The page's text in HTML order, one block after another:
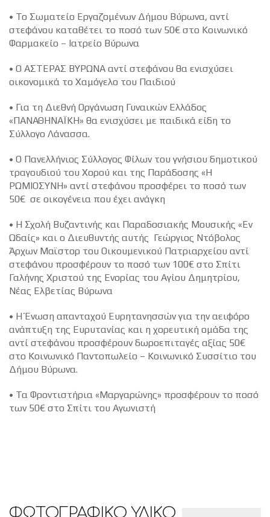
• Το Σωματείο Εργαζομένων Δήμου Βύρωνα, αντί
στεφάνου καταθέτει το ποσό των 50€ στο Κοινωνικό
Φαρμακείο – Ιατρείο Βύρωνα
• Ο ΑΣΤΕΡΑΣ ΒΥΡΩΝΑ αντί στεφάνου θα ενισχύσει
οικονομικά το Χαμόγελο του Παιδιού
• Για τη Διεθνή Οργάνωση Γυναικών Ελλάδος
«ΠΑΝΑΘΗΝΑΪΚΗ» θα ενισχύσει με παιδικά είδη το
Σύλλογο Λάνασσα.
• Ο Πανελλήνιος Σύλλογος Φίλων του γνήσιου δημοτικού
τραγουδιού του Χορού και της Παράδοσης «Η
ΡΩΜΙΟΣΥΝΗ» αντί στεφάνου προσφέρει το ποσό των
50€ σε οικογένεια που έχει ανάγκη
• Η Σχολή Βυζαντινής και Παραδοσιακής Μουσικής «Εν
Ωδαίς» και ο Διευθυντής αυτής Γεώργιος Ντόβολος
Άρχων Μαϊστορ του Οικουμενικού Πατριαρχείου αντί
στεφάνου προσφέρουν το ποσό των 100€ στο Σπίτι
Γαλήνης Χριστού της Ενορίας του Αγίου Δημητρίου,
Νέας Ελβετίας Βύρωνα
• Η Ένωση απανταχού Ευρητανησσών για την αειφόρο
ανάπτυξη της Ευρυτανίας και η χορευτική ομάδα της
αντί στεφάνου προσφέρουν δωροεπιταγές αξίας 50€
στο Κοινωνικό Παντοπωλείο – Κοινωνικό Συσσίτιο του
Δήμου Βύρωνα.
• Τα Φροντιστήρια «Μαργαρώνης» προσφέρουν το ποσό
των 50€ στο Σπίτι του Αγωνιστή
ΦΩΤΟΓΡΑΦΙΚΟ ΥΛΙΚΟ